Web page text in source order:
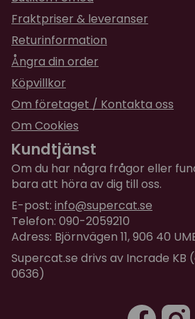
Fraktpriser & leveranser
Returinformation
Ångra din order
Köpvillkor
Om företaget / Kontakta oss
Om Cookies
Kundtjänst
Om du har några frågor eller
bara att höra av dig till oss.
E-post: info@supercat.se
Telefon: 090-2059210
Adress: Björnvägen 11, 906 40
Supercat.se drivs av Incrade KB
0636)